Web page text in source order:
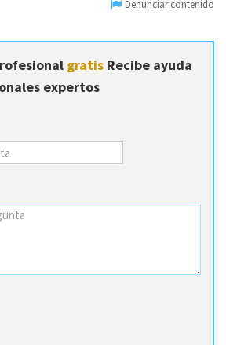
Denunciar contenido
gratis Recibe ayuda
expertos